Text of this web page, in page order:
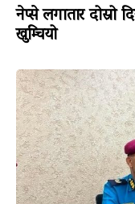
नेप्से लगातार दोस्रो
खुम्चियो